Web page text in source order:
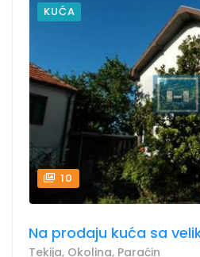
KUĆA
10
Na prodaju kuća sa
Tekija, Okolina, Paraćin